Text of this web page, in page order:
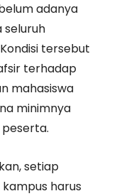
adanya
seluruh
tersebut
terhadap
mahasiswa
minimnya
setiap
harus